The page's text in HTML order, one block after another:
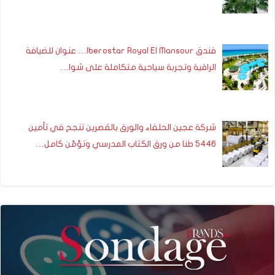
فندق Iberostar Royal El Mansour… عنوان للضيافة
الراقية وتجربة سياحية متكاملة على شوا…
شركة عجين الحلفاء والورق بالقصرين تنجح في تأمين
5446 طنا من ورق الكتاب المدرسي وتؤمّن كامل…